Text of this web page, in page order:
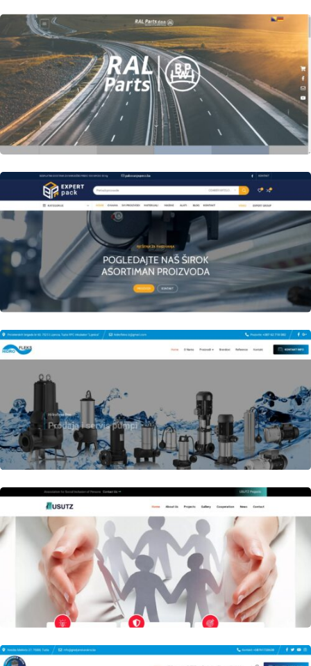
Author laufer Date
AuthorlauferDate
AuthorlauferDate
Authorlaufer Date